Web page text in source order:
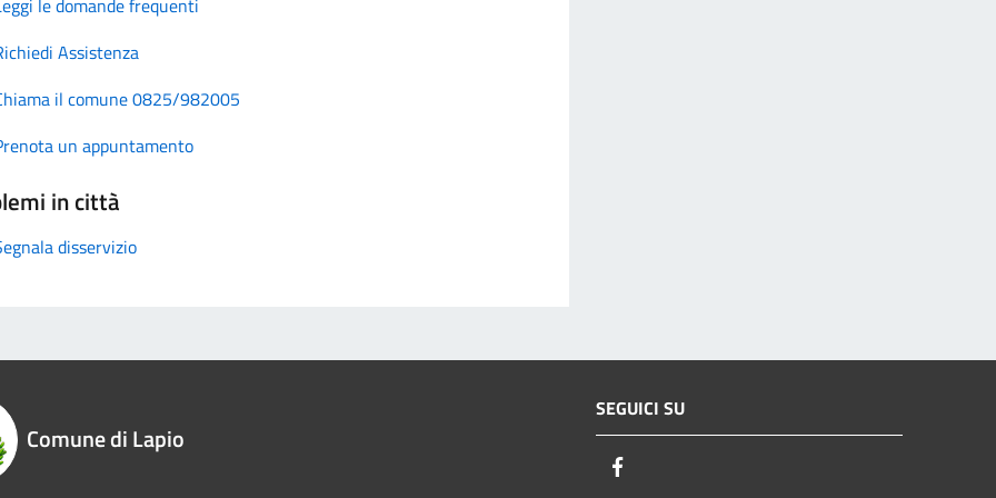
Assistenza
il comune 0825/982005
un appuntamento
in città
disservizio
Comune di Lapio
SEGUICI SU